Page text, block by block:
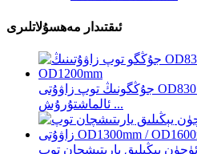
ئىقتىدار مەھسۇلاتلىرى
جۇڭگونىڭ توپ زاۋۇتى OD830 نىڭ تىرەك ئورنىنى
ئالماشتۇرۇش ...
يېڭىلىق يارىتىشچان توپ